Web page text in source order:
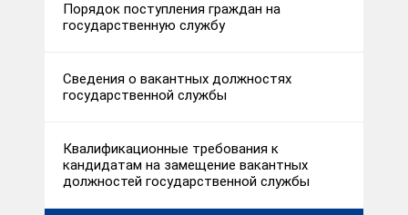
Порядок поступления граждан на
государственную службу
Сведения о вакантных должностях
государственной службы
Квалификационные требования к
кандидатам на замещение вакантных
должностей государственной службы